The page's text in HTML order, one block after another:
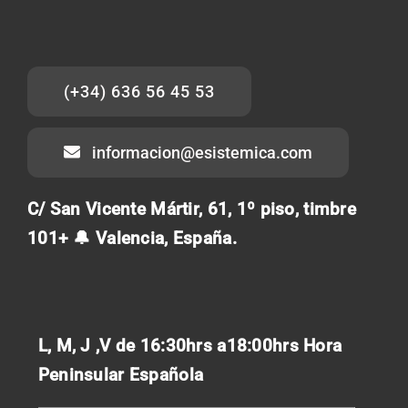
(+34) 636 56 45 53
informacion@esistemica.com
C/ San Vicente Mártir, 61, 1º piso, timbre
101+ 🔔 Valencia, España.
L, M, J ,V de 16:30hrs a18:00hrs Hora
Peninsular Española